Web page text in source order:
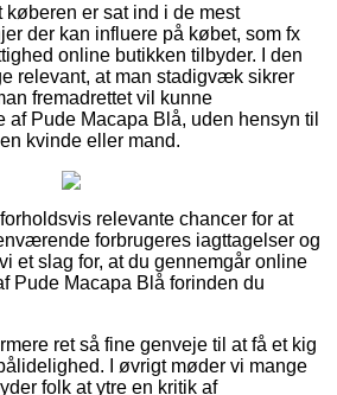
køberen er sat ind i de mest
der kan influere på købet, som fx
online butikken tilbyder. I den
relevant, at man stadigvæk sikrer
fremadrettet vil kunne
af Pude Macapa Blå, uden hensyn til
kvinde eller mand.
relevante chancer for at
forbrugeres iagttagelser og
et slag for, at du gennemgår online
Pude Macapa Blå forinden du
ret så fine genveje til at få et kig
I øvrigt møder vi mange
folk at ytre en kritik af